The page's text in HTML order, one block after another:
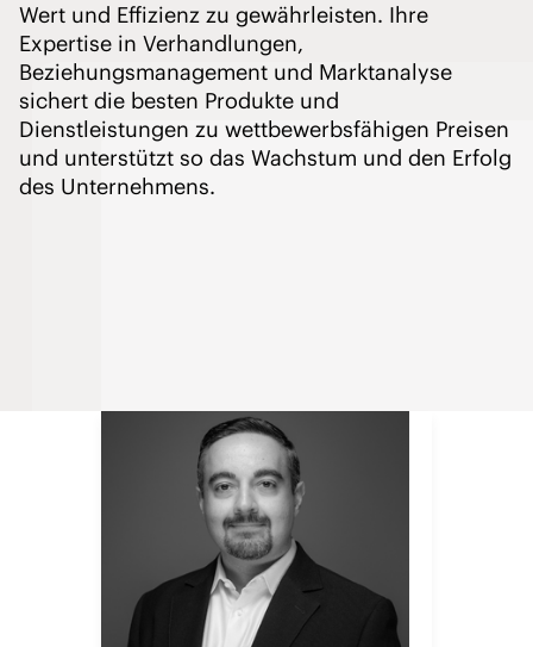
Wert und Effizienz zu gewährleisten. Ihre
Expertise in Verhandlungen,
Beziehungsmanagement und Marktanalyse
sichert die besten Produkte und
Dienstleistungen zu wettbewerbsfähigen Preisen
und unterstützt so das Wachstum und den Erfolg
des Unternehmens.
Sopan leitet das globale IHG
Beschaffungsteam, das strategische
Beschaffung durchführt und weltweit
Waren und Dienstleistungen im Wert
von Milliarden US-Dollar verwaltet. Er
ist ein leidenschaftlicher Alchemist
erfolgreicher Einkaufsteams, die sich
auf gute Zusammenarbeit,
Beschaffungskompetenz und